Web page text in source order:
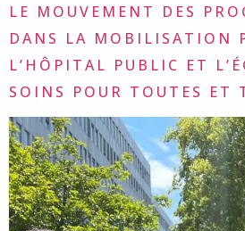
LE MOUVEMENT DES
DANS LA MOBILISATION
L’HÔPITAL PUBLIC ET
SOINS POUR TOUTES ET